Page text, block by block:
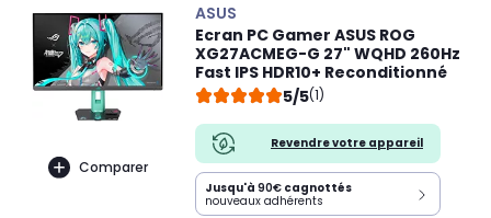
Comparer
ASUS
Ecran PC Gamer ASUS ROG
XG27ACMEG-G 27" WQHD 260Hz
Fast IPS HDR10+ Reconditionné
5/5(1)
Revendre votre appareil
Jusqu'à 90€ cagnottés
nouveaux adhérents